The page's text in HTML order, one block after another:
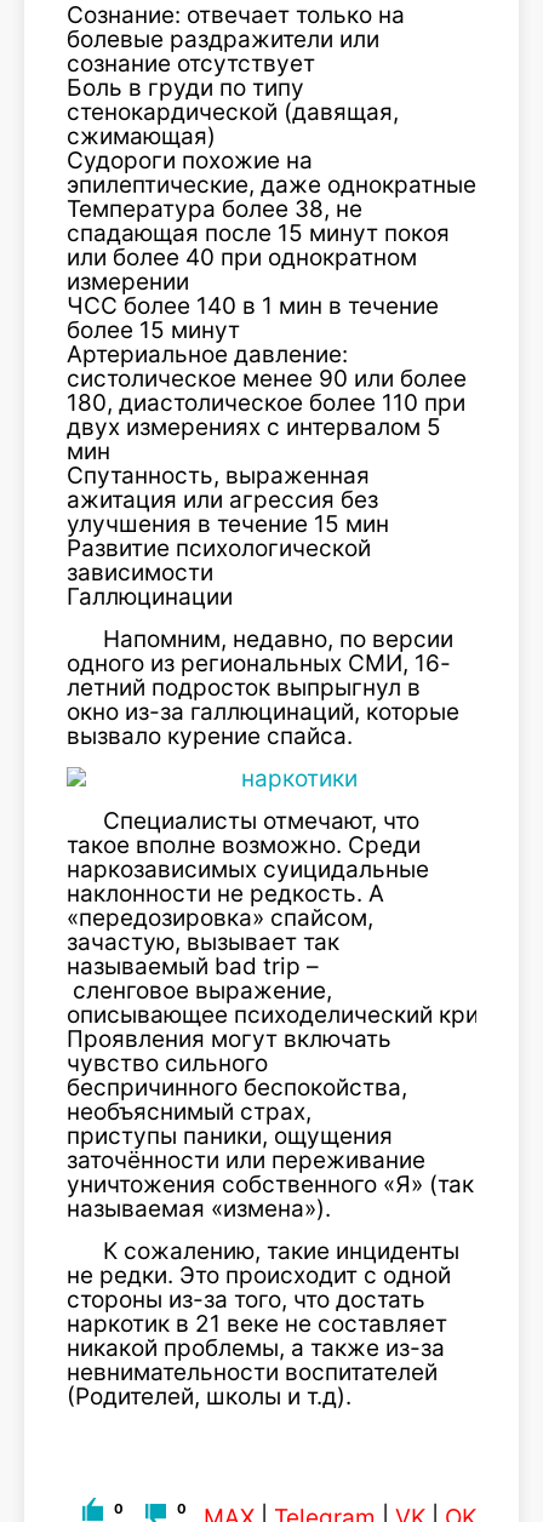
Сознание: отвечает только на
болевые раздражители или
сознание отсутствует
Боль в груди по типу
стенокардической (давящая,
сжимающая)
Судороги похожие на
эпилептические, даже однократные
Температура более 38, не
спадающая после 15 минут покоя
или более 40 при однократном
измерении
ЧСС более 140 в 1 мин в течение
более 15 минут
Артериальное давление:
систолическое менее 90 или более
180, диастолическое более 110 при
двух измерениях с интервалом 5
мин
Спутанность, выраженная
ажитация или агрессия без
улучшения в течение 15 мин
Развитие психологической
зависимости
Галлюцинации
Напомним, недавно, по версии
одного из региональных СМИ, 16-
летний подросток выпрыгнул в
окно из-за галлюцинаций, которые
вызвало курение спайса.
Специалисты отмечают, что
такое вполне возможно. Среди
наркозависимых суицидальные
наклонности не редкость. А
«передозировка» спайсом,
зачастую, вызывает так
называемый bad trip –
сленговое выражение,
описывающее психоделический кризис.
Проявления могут включать
чувство сильного
беспричинного беспокойства,
необъяснимый страх,
приступы паники, ощущения
заточённости или переживание
уничтожения собственного «Я» (так
называемая «измена»).
К сожалению, такие инциденты
не редки. Это происходит с одной
стороны из-за того, что достать
наркотик в 21 веке не составляет
никакой проблемы, а также из-за
невнимательности воспитателей
(Родителей, школы и т.д).
0 0